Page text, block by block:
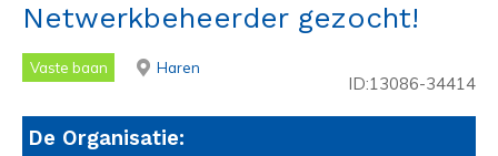
Netwerkbeheerder gezocht!
Vaste baan Haren
ID:13086-34414
De Organisatie: